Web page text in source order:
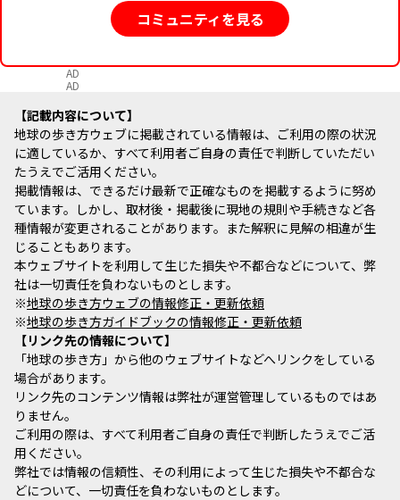
コミュニティを見る
AD
AD
記載内容について
地球の歩き方ウェブに掲載されている情報は、ご利用の際の状況
に適しているか、すべて利用者ご自身の責任で判断していただい
たうえでご活用ください。
掲載情報は、できるだけ最新で正確なものを掲載するように努め
ています。しかし、取材後・掲載後に現地の規則や手続きなど各
種情報が変更されることがあります。また解釈に見解の相違が生
じることもあります。
本ウェブサイトを利用して生じた損失や不都合などについて、弊
社は一切責任を負わないものとします。
※地球の歩き方ウェブの情報修正・更新依頼
※地球の歩き方ガイドブックの情報修正・更新依頼
リンク先の情報について
「地球の歩き方」から他のウェブサイトなどへリンクをしている
場合があります。
リンク先のコンテンツ情報は弊社が運営管理しているものではあ
りません。
ご利用の際は、すべて利用者ご自身の責任で判断したうえでご活
用ください。
弊社では情報の信頼性、その利用によって生じた損失や不都合な
どについて、一切責任を負わないものとします。